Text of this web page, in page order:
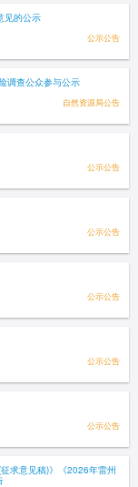
见的公示
公示公告
调查公众参与公示
自然资源局公告
公示公告
公示公告
公示公告
公示公告
公示公告
求意见稿)》《2026年雷州